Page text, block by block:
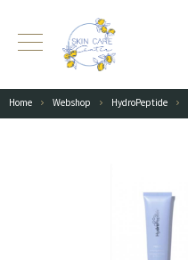
Home Webshop HydroPeptide